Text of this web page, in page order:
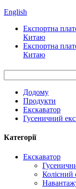
English
Експортна
Китаю
Експортна
Китаю
Додому
Продукти
Екскаватор
Гусеничний
Категорії
Екскаватор
Колісний